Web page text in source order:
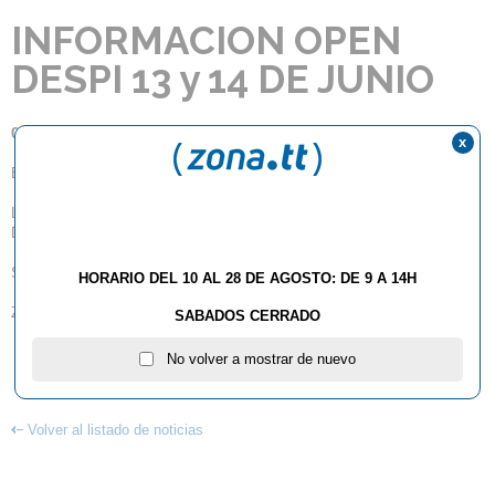
INFORMACION OPEN
DESPI 13 y 14 DE JUNIO
08.06.2015
Buenos días;
Les informamos del torneo Open Despi que se celebrará en Sant Joan
Despi los días 13 y 14 de Junio.
Suerte a todos!
ZONATT
Volver al listado de noticias
HORARIO DEL 10 AL 28 DE AGOSTO: DE 9 A 14H
SABADOS CERRADO
No volver a mostrar de nuevo
x